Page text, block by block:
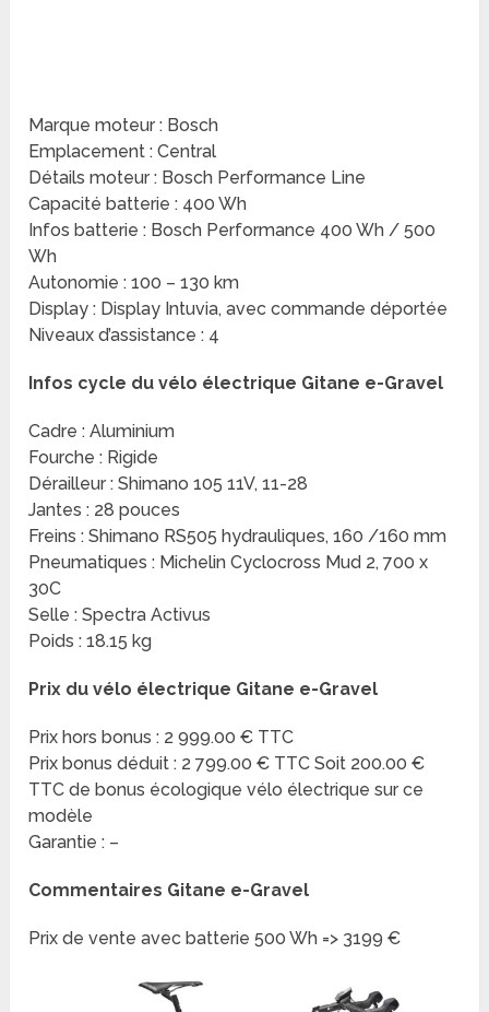
Marque moteur : Bosch
Emplacement : Central
Détails moteur : Bosch Performance Line
Capacité batterie : 400 Wh
Infos batterie : Bosch Performance 400 Wh / 500
Wh
Autonomie : 100 – 130 km
Display : Display Intuvia, avec commande déportée
Niveaux d’assistance : 4
Infos cycle du vélo électrique Gitane e-Gravel
Cadre : Aluminium
Fourche : Rigide
Dérailleur : Shimano 105 11V, 11-28
Jantes : 28 pouces
Freins : Shimano RS505 hydrauliques, 160 /160 mm
Pneumatiques : Michelin Cyclocross Mud 2, 700 x
30C
Selle : Spectra Activus
Poids : 18.15 kg
Prix du vélo électrique Gitane e-Gravel
Prix hors bonus : 2 999.00 € TTC
Prix bonus déduit : 2 799.00 € TTC Soit 200.00 €
TTC de bonus écologique vélo électrique sur ce
modèle
Garantie : –
Commentaires Gitane e-Gravel
Prix de vente avec batterie 500 Wh => 3199 €